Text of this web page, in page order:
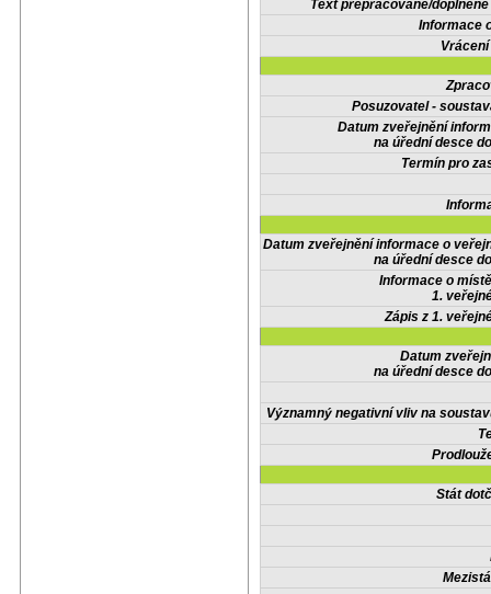
Text přepracované/
Informace
Posuzovatel -
Datum zveřejnění
na úřední desce
Termín pro
Datum zveřejnění informace o
na úřední desce
Informace o
1.
Zápis z 1.
Datum
na úřední desce
Významný negativní vliv na
Stát